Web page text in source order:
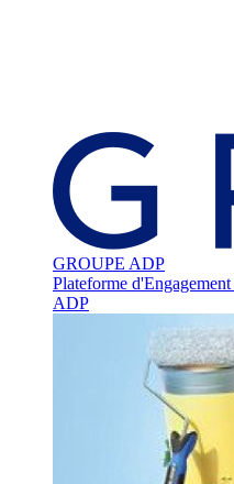
GROUPE ADP
Plateforme
ADP